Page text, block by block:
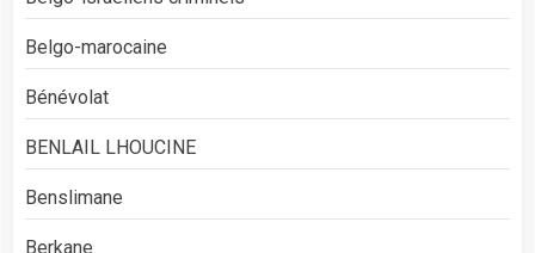
Belgo-marocaine
Bénévolat
BENLAIL LHOUCINE
Benslimane
Berkane